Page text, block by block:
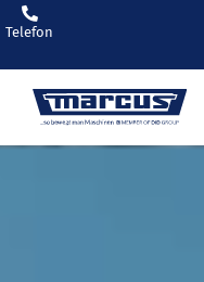
Telefon